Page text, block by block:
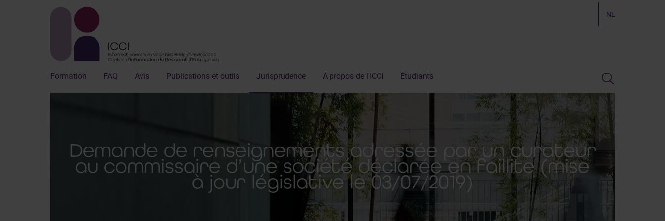
NL
Formation FAQ Avis Publications et outils Jurisprudence A propos de l'ICCI Étudiants
Demande de renseignements adressée par un curateur
au commissaire d’une société déclarée en faillite (mise
à jour législative le 03/07/2019)